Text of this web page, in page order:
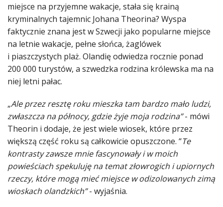
miejsce na przyjemne wakacje, stała się krainą
kryminalnych tajemnic Johana Theorina? Wyspa
faktycznie znana jest w Szwecji jako popularne miejsce
na letnie wakacje, pełne słońca, żaglówek
i piaszczystych plaż. Olandię odwiedza rocznie ponad
200 000 turystów, a szwedzka rodzina królewska ma na
niej letni pałac.
„Ale przez resztę roku mieszka tam bardzo mało ludzi,
zwłaszcza na północy, gdzie żyje moja rodzina”- mówi
Theorin i dodaje, że jest wiele wiosek, które przez
większą część roku są całkowicie opuszczone. “Te
kontrasty zawsze mnie fascynowały i w moich
powieściach spekuluję na temat złowrogich i upiornych
rzeczy, które mogą mieć miejsce w odizolowanych zimą
wioskach olandzkich”- wyjaśnia.